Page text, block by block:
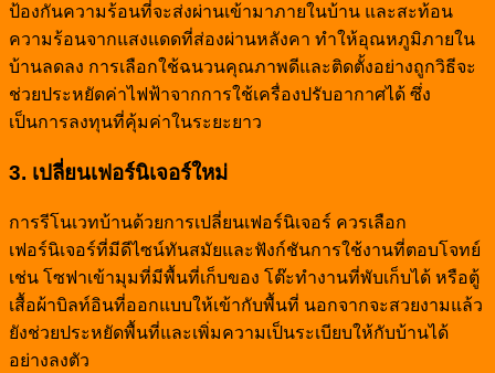
ป้องกันความร้อนที่จะส่งผ่านเข้ามาภายในบ้าน และสะท้อน
ความร้อนจากแสงแดดที่ส่องผ่านหลังคา ทำให้อุณหภูมิภายใน
บ้านลดลง การเลือกใช้ฉนวนคุณภาพดีและติดตั้งอย่างถูกวิธีจะ
ช่วยประหยัดค่าไฟฟ้าจากการใช้เครื่องปรับอากาศได้ ซึ่ง
เป็นการลงทุนที่คุ้มค่าในระยะยาว
3. เปลี่ยนเฟอร์นิเจอร์ใหม่
การรีโนเวทบ้านด้วยการเปลี่ยนเฟอร์นิเจอร์ ควรเลือก
เฟอร์นิเจอร์ที่มีดีไซน์ทันสมัยและฟังก์ชันการใช้งานที่ตอบโจทย์
เช่น โซฟาเข้ามุมที่มีพื้นที่เก็บของ โต๊ะทำงานที่พับเก็บได้ หรือตู้
เสื้อผ้าบิลท์อินที่ออกแบบให้เข้ากับพื้นที่ นอกจากจะสวยงามแล้ว
ยังช่วยประหยัดพื้นที่และเพิ่มความเป็นระเบียบให้กับบ้านได้
อย่างลงตัว